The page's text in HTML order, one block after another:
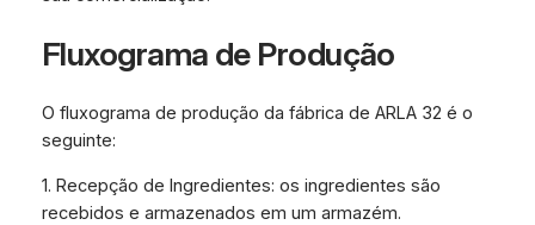
Fluxograma de Produção
O fluxograma de produção da fábrica de ARLA 32 é o
seguinte:
1. Recepção de Ingredientes: os ingredientes são
recebidos e armazenados em um armazém.